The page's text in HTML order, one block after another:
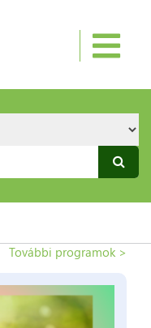
További programok >